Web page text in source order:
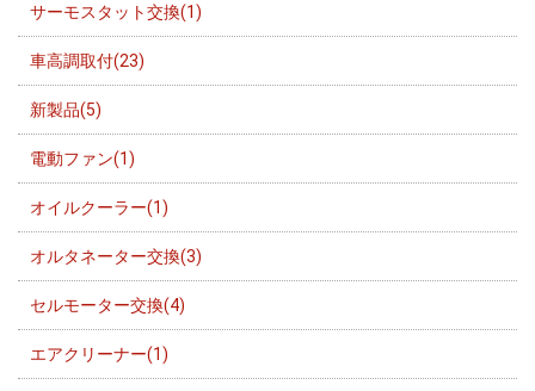
サーモスタット交換(1)
車高調取付(23)
新製品(5)
電動ファン(1)
オイルクーラー(1)
オルタネーター交換(3)
セルモーター交換(4)
エアクリーナー(1)